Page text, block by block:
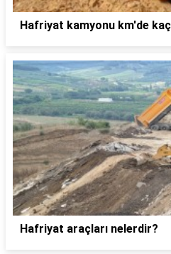
Hafriyat kamyonu km'de
Hafriyat araçları nelerdir?